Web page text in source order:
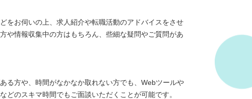
をお伺いの上、求人紹介や転職活動のアドバイスをさせ
や情報収集中の方はもちろん、些細な疑問やご質問があ
る方や、時間がなかなか取れない方でも、Webツールや
どのスキマ時間でもご面談いただくことが可能です。